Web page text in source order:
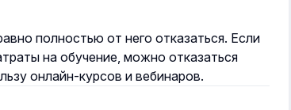
полностью от него отказаться. Если
на обучение, можно отказаться
онлайн-курсов и вебинаров.